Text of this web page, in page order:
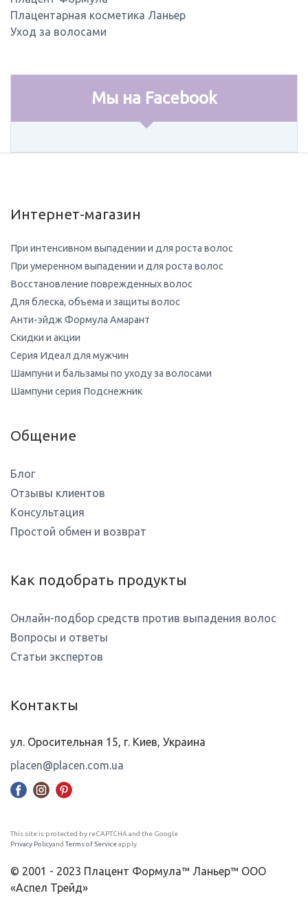
Плацентарная косметика Ланьер
Уход за волосами
Мы на Facebook
Интернет-магазин
При интенсивном выпадении и для роста волос
При умеренном выпадении и для роста волос
Восстановление поврежденных волос
Для блеска, объема и защиты волос
Анти-эйдж Формула Амарант
Скидки и акции
Серия Идеал для мужчин
Шампуни и бальзамы по уходу за волосами
Шампуни серия Подснежник
Общение
Блог
Отзывы клиентов
Консультация
Простой обмен и возврат
Как подобрать продукты
Онлайн-подбор средств против выпадения волос
Вопросы и ответы
Статьи экспертов
Контакты
ул. Оросительная 15, г. Киев, Украина
placen@placen.com.ua
This site is protected by reCAPTCHA and the Google
Privacy Policyand Terms of Serviceapply.
© 2001 - 2023 Плацент Формула™ Ланьер™ ООО
«Аспел Трейд»